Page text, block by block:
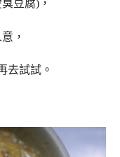
豆腐)，
，
去試試。